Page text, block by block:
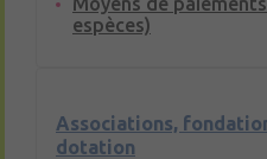
espèces)
Associations,
dotation